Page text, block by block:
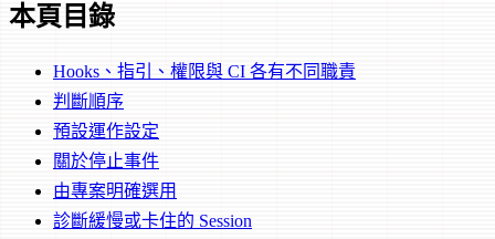
本頁目錄
Hooks、指引、權限與 CI 各有不同職責
判斷順序
預設運作設定
關於停止事件
由專案明確選用
診斷緩慢或卡住的 Session